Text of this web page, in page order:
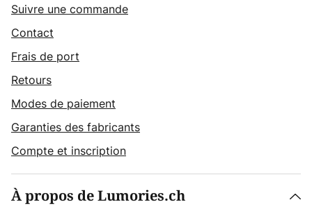
Suivre une commande
Contact
Frais de port
Retours
Modes de paiement
Garanties des fabricants
Compte et inscription
À propos de Lumories.ch